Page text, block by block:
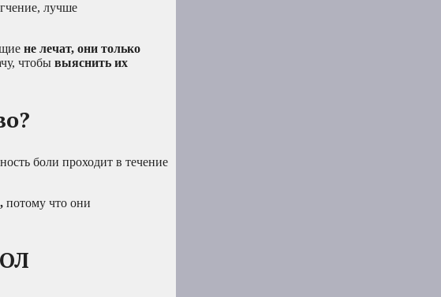
лучше
не лечат, они только
чтобы выяснить их
боли проходит в течение
потому что они